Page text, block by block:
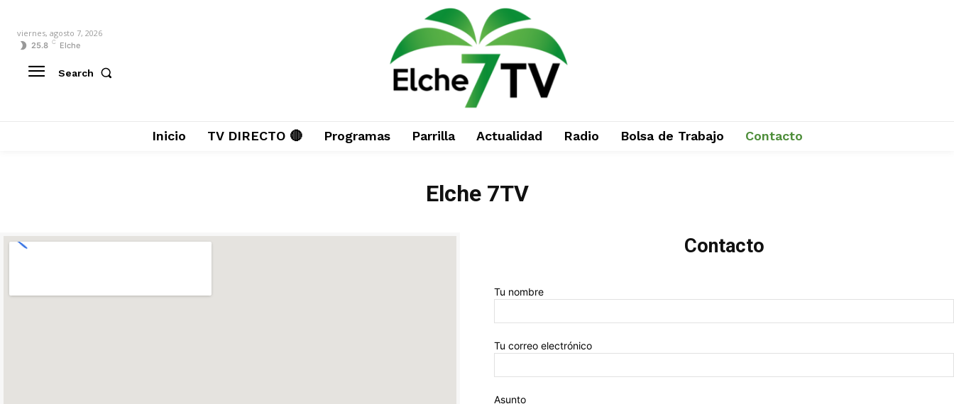
viernes, agosto 7, 2026
25.8 C Elche
Search
Inicio TV DIRECTO 🔴 Programas Parrilla Actualidad Radio Bolsa de Trabajo Contacto
Elche 7TV
Contacto
Tu nombre
Tu correo electrónico
Asunto